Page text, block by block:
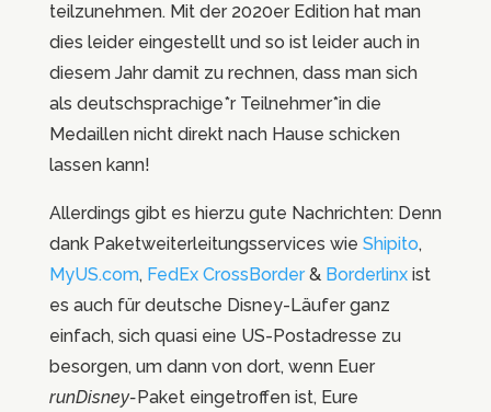
teilzunehmen. Mit der 2020er Edition hat man
dies leider eingestellt und so ist leider auch in
diesem Jahr damit zu rechnen, dass man sich
als deutschsprachige*r Teilnehmer*in die
Medaillen nicht direkt nach Hause schicken
lassen kann!
Allerdings gibt es hierzu gute Nachrichten: Denn
dank Paketweiterleitungsservices wie Shipito,
MyUS.com, FedEx CrossBorder& Borderlinxist
es auch für deutsche Disney-Läufer ganz
einfach, sich quasi eine US-Postadresse zu
besorgen, um dann von dort, wenn Euer
runDisney-Paket eingetroffen ist, Eure